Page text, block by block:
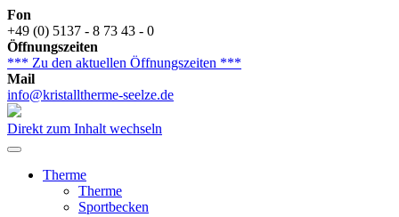
Fon
+49 (0) 5137 - 8 73 43 - 0
Öffnungszeiten
*** Zu den aktuellen Öffnungszeiten ***
Mail
info@kristalltherme-seelze.de
Direkt zum Inhalt wechseln
Therme
Therme
Sportbecken